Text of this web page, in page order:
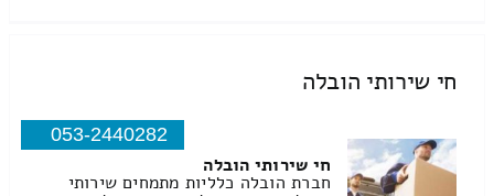
חי שירותי הובלה
053-2440282
חי שירותי הובלה
חברת הובלה כלליות מתמחים שירותי